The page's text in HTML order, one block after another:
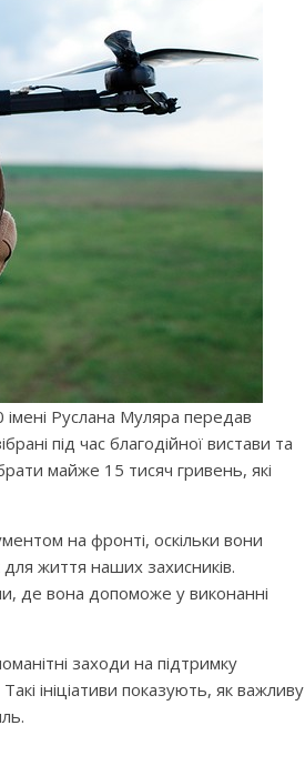
імені Руслана Муляра передав
під час благодійної вистави та
майже 15 тисяч гривень, які
на фронті, оскільки вони
життя наших захисників.
де вона допоможе у виконанні
заходи на підтримку
ініціативи показують, як важливу